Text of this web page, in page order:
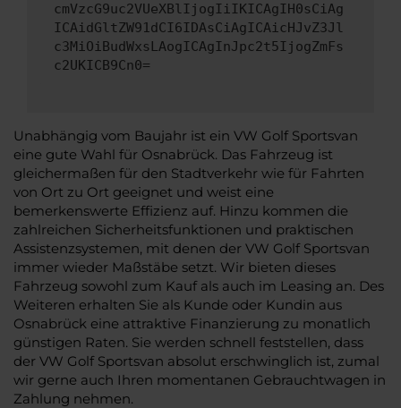
cmVzcG9uc2VUeXBlIjogIiIKICAgIH0sCiAg
ICAidGltZW91dCI6IDAsCiAgICAicHJvZ3Jl
c3MiOiBudWxsLAogICAgInJpc2t5IjogZmFs
c2UKICB9Cn0=
Unabhängig vom Baujahr ist ein VW Golf Sportsvan
eine gute Wahl für Osnabrück. Das Fahrzeug ist
gleichermaßen für den Stadtverkehr wie für Fahrten
von Ort zu Ort geeignet und weist eine
bemerkenswerte Effizienz auf. Hinzu kommen die
zahlreichen Sicherheitsfunktionen und praktischen
Assistenzsystemen, mit denen der VW Golf Sportsvan
immer wieder Maßstäbe setzt. Wir bieten dieses
Fahrzeug sowohl zum Kauf als auch im Leasing an. Des
Weiteren erhalten Sie als Kunde oder Kundin aus
Osnabrück eine attraktive Finanzierung zu monatlich
günstigen Raten. Sie werden schnell feststellen, dass
der VW Golf Sportsvan absolut erschwinglich ist, zumal
wir gerne auch Ihren momentanen Gebrauchtwagen in
Zahlung nehmen.